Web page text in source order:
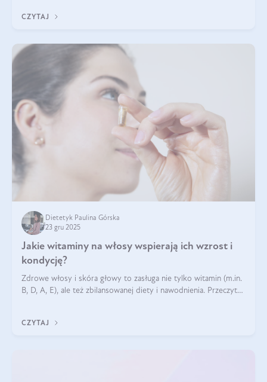
CZYTAJ
Dietetyk Paulina Górska
23 gru 2025
Jakie witaminy na włosy wspierają ich wzrost i
kondycję?
Zdrowe włosy i skóra głowy to zasługa nie tylko witamin (m.in.
B, D, A, E), ale też zbilansowanej diety i nawodnienia. Przeczytaj
CZYTAJ